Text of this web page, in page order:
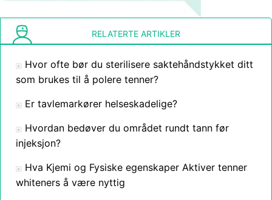
RELATERTE ARTIKLER
Hvor ofte bør du sterilisere saktehåndstykket ditt
som brukes til å polere tenner?
Er tavlemarkører helseskadelige?
Hvordan bedøver du området rundt tann før
injeksjon?
Hva Kjemi og Fysiske egenskaper Aktiver tenner
whiteners å være nyttig